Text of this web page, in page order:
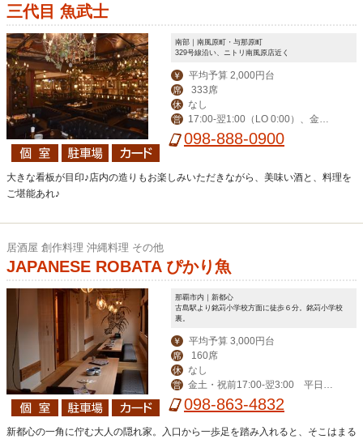
三代目 魚武士
南部｜南風原町・与那原町
329号線沿い、ニトリ南風原店近く
￥ 平均予算 2,000円台
席 333席
休 なし
営
17:00-翌1:00（LO 0:00）、金土
祝前17:00-翌2:00（LO 翌1:00）
098-888-0900
大きな看板が目印♪店内の造りもお楽しみいただきながら、美味い酒と、料理を
ご堪能あれ♪
居酒屋 創作料理 沖縄料理 その他
JAPANESE ROBATA ぴかり魚
那覇市内｜新都心
古島駅より銘苅小学校方面に徒歩６分。銘苅小学校
裏。
￥ 平均予算 3,000円台
席 160席
休 なし
営
金土・祝前17:00-翌3:00 平日17:
00-翌2:00
098-863-4832
新都心の一角に佇む大人の隠れ家。入口から一歩足を踏み入れると、そこはまる